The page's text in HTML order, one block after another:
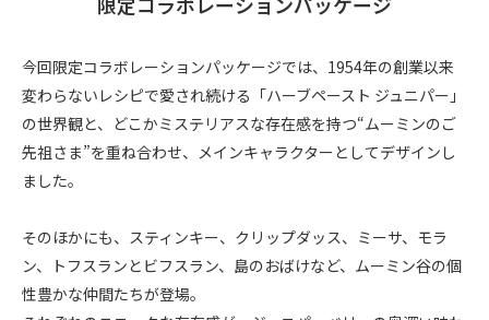
今回限定コラボレーションパッケージでは、1954年の創業以来
変わらないレシピで愛され続ける「ハーブペースト ジュニパー」
の世界観と、どこかミステリアスな存在感を持つ“ムーミンのご
先祖さま”を重ね合わせ、メインキャラクターとしてデザインし
ました。
そのほかにも、スティンキー、クリップダッス、ミーサ、モラ
ン、トフスランとビフスラン、島のおばけなど、ムーミン谷の個
性豊かな仲間たちが登場。